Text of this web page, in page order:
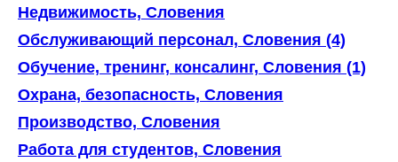
Недвижимость, Словения
Обслуживающий персонал, Словения (4)
Обучение, тренинг, консалинг, Словения (1)
Охрана, безопасность, Словения
Производство, Словения
Работа для студентов, Словения